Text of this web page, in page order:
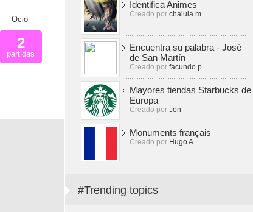
Ocio
2
partidas
Identifica Animes
Creado por chalula m
Encuentra su palabra - José
de San Martín
Creado por facundo p
Mayores tiendas Starbucks de
Europa
Creado por Jon
Monuments français
Creado por Hugo A
#Trending topics